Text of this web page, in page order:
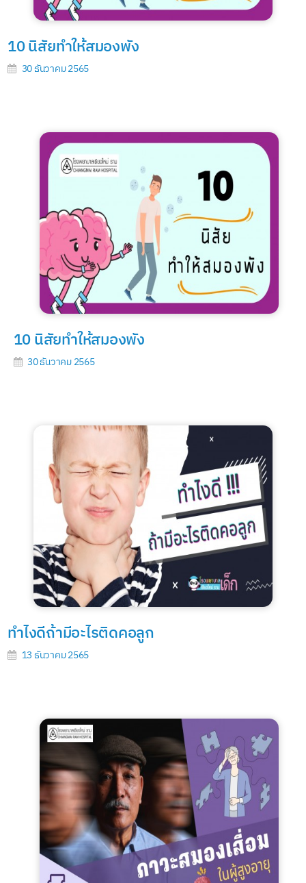
10 นิสัยทำให้สมองพัง
30 ธันวาคม 2565
10 นิสัยทำให้สมองพัง
30 ธันวาคม 2565
ทำไงดีถ้ามีอะไรติดคอลูก
13 ธันวาคม 2565